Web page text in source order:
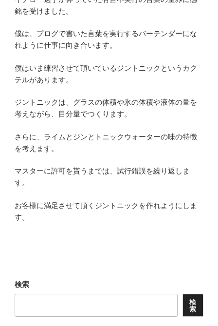
銘を受けました。
僕は、プログで書いた言葉を実行するバーテンダーにな
れように仕事に向き合います。
僕はいま練習させて頂いているジントニックというカク
テルがあります。
ジントニックは、グラスの体積や氷の体積や液体の量を
考えながら、目分量でつくります。
さらに、ライムとジンとトニックウォーターの味の特徴
を考えます。
マスターに許可を貰うまでは、試行錯誤を繰り返しま
す。
お客様に満足させて頂くジントニックを作れようにしま
す。
検索
検
索